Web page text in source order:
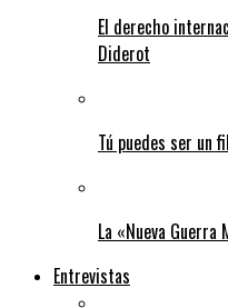
El derecho
Diderot
Tú puedes ser un
La «Nueva
Entrevistas